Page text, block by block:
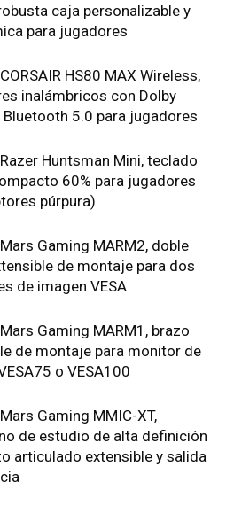
caja personalizable y
para jugadores
HS80 MAX Wireless,
inalámbricos con Dolby
5.0 para jugadores
Huntsman Mini, teclado
60% para jugadores
púrpura)
Gaming MARM2, doble
de montaje para dos
de imagen VESA
Gaming MARM1, brazo
de montaje para monitor de
o VESA100
Gaming MMIC-XT,
de estudio de alta definición
articulado extensible y salida